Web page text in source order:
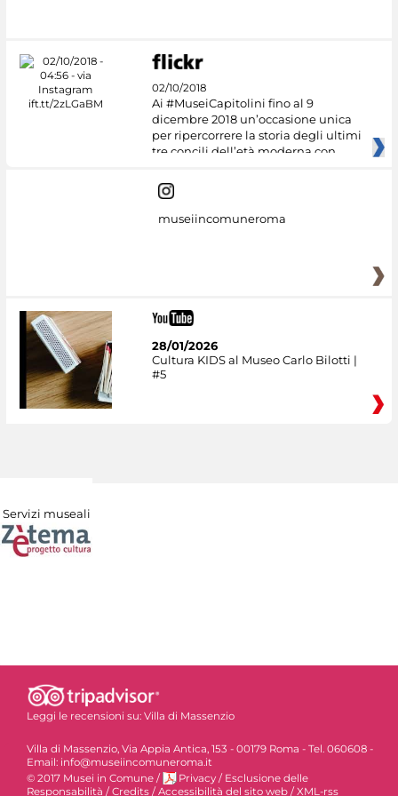
02/10/2018
Ai #MuseiCapitolini fino al 9
dicembre 2018 un’occasione unica
per ripercorrere la storia degli ultimi
tre concili dell’età moderna con
museiincomuneroma
28/01/2026
Cultura KIDS al Museo Carlo Bilotti |
#5
Servizi museali
Leggi le recensioni su: Villa di Massenzio
Villa di Massenzio, Via Appia Antica, 153 - 00179 Roma - Tel. 060608 -
Email: info@museiincomuneroma.it
© 2017 Musei in Comune / Privacy / Esclusione delle
Responsabilità / Credits / Accessibilità del sito web / XML-rss